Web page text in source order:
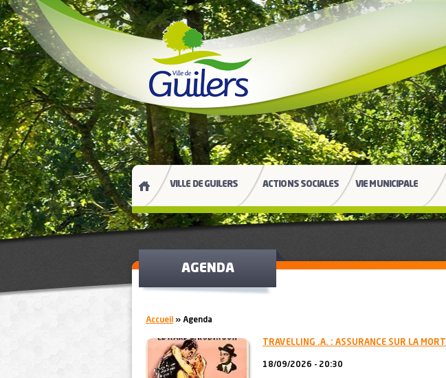
VILLE DE GUILERS ACTIONS SOCIALES VIE MUNICIPALE
AGENDA
You are here:
Accueil » Agenda
TRAVELLING .A. : ASSURANCE SUR LA MORT
18/09/2026 - 20:30